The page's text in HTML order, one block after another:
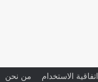
اتفاقية الاستخدام من نحن